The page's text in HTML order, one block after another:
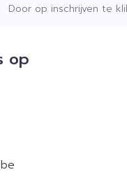
Door op inschrijven te
op